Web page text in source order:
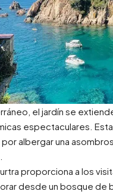
el jardín se
espectaculares.
albergar una
proporciona a los
desde un bosque de